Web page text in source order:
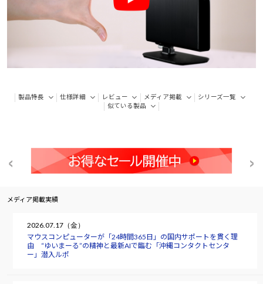
製品特長 仕様詳細 レビュー メディア掲載
シリーズ一覧
似ている製品
メディア掲載実績
2026.07.17（金）
マウスコンピューターが「24時間365日」の国内サポートを貫く理
由 “ゆいまーる”の精神と最新AIで臨む「沖縄コンタクトセンタ
ー」潜入ルポ